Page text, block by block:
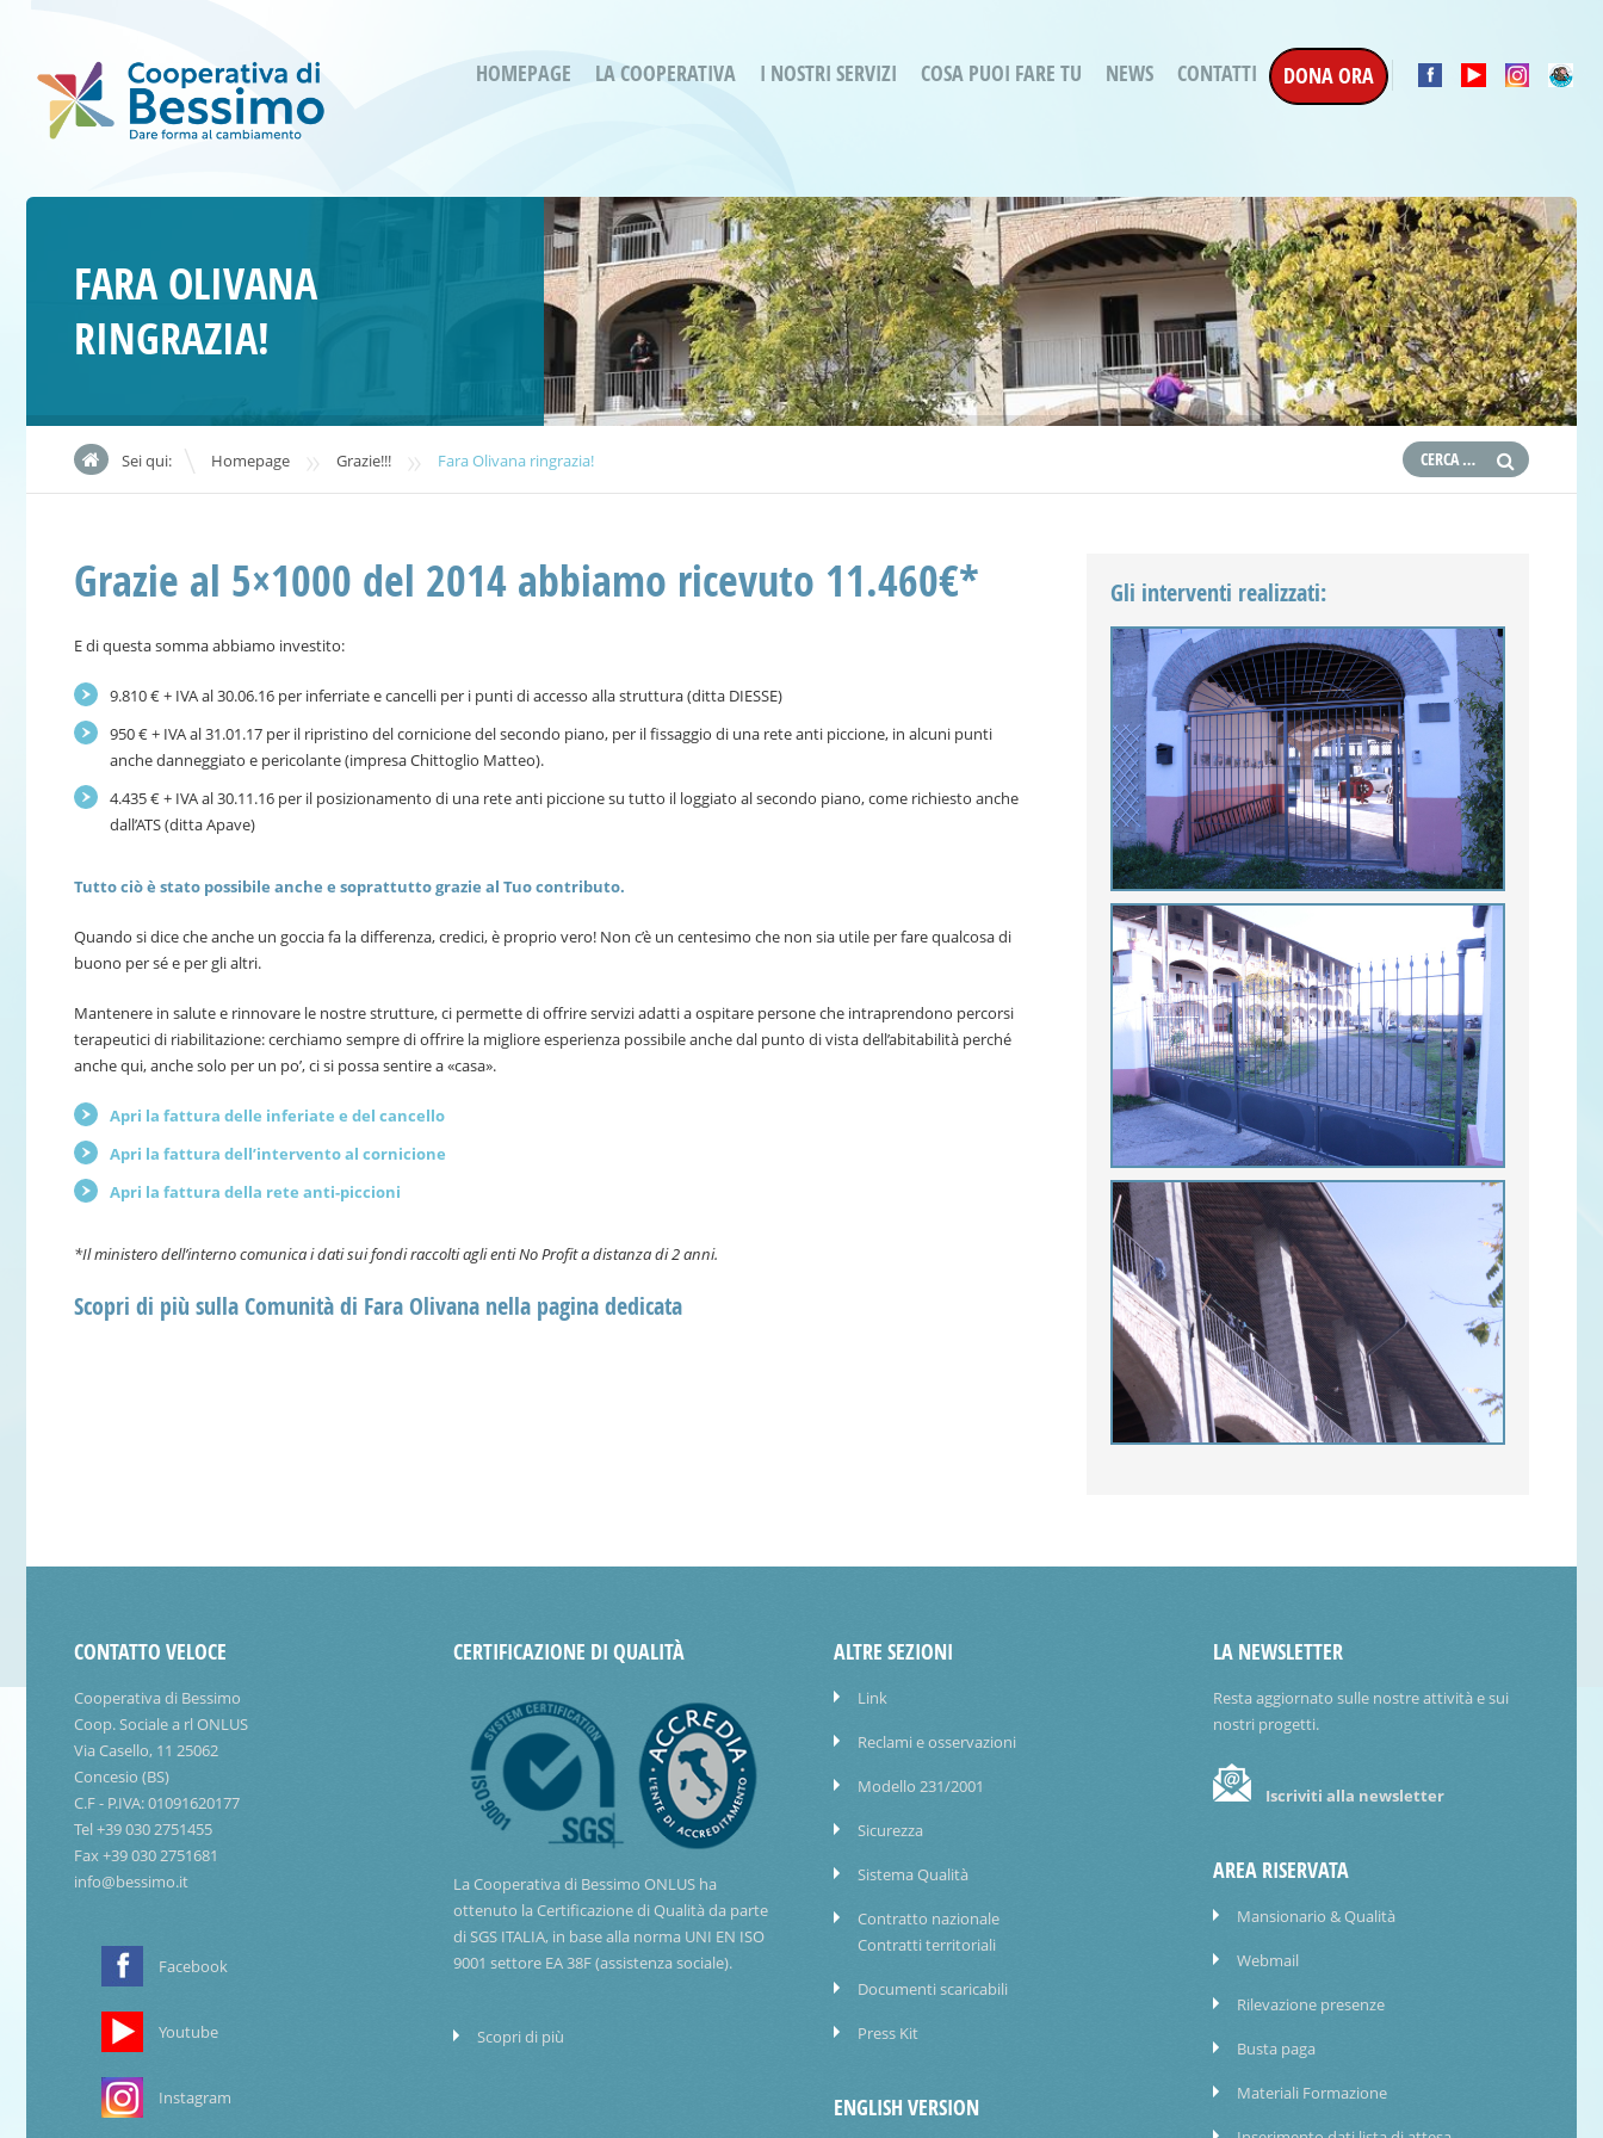
HOMEPAGE LA COOPERATIVA I NOSTRI SERVIZI
Bessimo Due
Servizio Fantasina:
Regina di Cuori
Servizi di Inclusione Sociale
SMI Gli Acrobati – Lallio
Housing Sociale
ergoterapica
Oltre la Terapia
Progetti in corso
Progetti conclusi
COSA PUOI FARE TU NEWS CONTATTI DONA ORA
FARA OLIVANA
RINGRAZIA!
Sei qui: Homepage » Grazie!!! » Fara Olivana ringrazia!
Grazie al 5×1000 del 2014 abbiamo ricevuto 11.460€*
E di questa somma abbiamo investito:
9.810 € + IVA al 30.06.16 per inferriate e cancelli per i punti di accesso alla struttura (ditta DIESSE)
950 € + IVA al 31.01.17 per il ripristino del cornicione del secondo piano, per il fissaggio di una rete anti piccione, in alcuni punti
anche danneggiato e pericolante (impresa Chittoglio Matteo).
4.435 € + IVA al 30.11.16 per il posizionamento di una rete anti piccione su tutto il loggiato al secondo piano, come richiesto anche
dall’ATS (ditta Apave)
Tutto ciò è stato possibile anche e soprattutto grazie al Tuo contributo.
Quando si dice che anche un goccia fa la differenza, credici, è proprio vero! Non c’è un centesimo che non sia utile per fare qualcosa di
buono per sé e per gli altri.
Mantenere in salute e rinnovare le nostre strutture, ci permette di offrire servizi adatti a ospitare persone che intraprendono percorsi
terapeutici di riabilitazione: cerchiamo sempre di offrire la migliore esperienza possibile anche dal punto di vista dell’abitabilità perché
anche qui, anche solo per un po’, ci si possa sentire a «casa».
Apri la fattura delle inferiate e del cancello
Apri la fattura dell’intervento al cornicione
Apri la fattura della rete anti-piccioni
*Il ministero dell’interno comunica i dati sui fondi raccolti agli enti No Profit a distanza di 2 anni.
Scopri di più sulla Comunità di Fara Olivana nella pagina dedicata
Gli interventi realizzati:
CONTATTO VELOCE
Cooperativa di Bessimo
Coop. Sociale a rl ONLUS
Via Casello, 11 25062
Concesio (BS)
C.F - P.IVA: 01091620177
Tel +39 030 2751455
Fax +39 030 2751681
info@bessimo.it
Facebook
Youtube
Instagram
CERTIFICAZIONE DI QUALITÀ
La Cooperativa di Bessimo ONLUS ha
ottenuto la Certificazione di Qualità da parte
di SGS ITALIA, in base alla norma UNI EN ISO
9001 settore EA 38F (assistenza sociale).
Scopri di più
ALTRE SEZIONI
Link
Reclami e osservazioni
Modello 231/2001
Sicurezza
Sistema Qualità
Contratto nazionale
Contratti territoriali
Documenti scaricabili
Press Kit
ENGLISH VERSION
LA NEWSLETTER
Resta aggiornato sulle nostre attività e sui
nostri progetti.
Iscriviti alla newsletter
AREA RISERVATA
Mansionario & Qualità
Webmail
Rilevazione presenze
Busta paga
Materiali Formazione